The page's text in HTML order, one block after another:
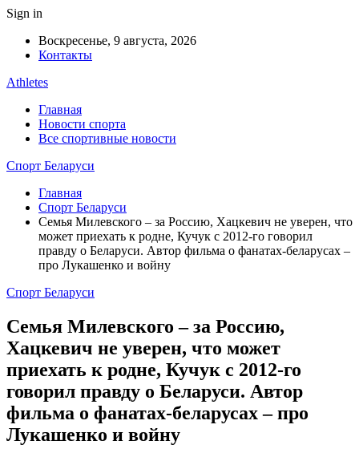
Sign in
Воскресенье, 9 августа, 2026
Контакты
Athletes
Главная
Новости спорта
Все спортивные новости
Спорт Беларуси
Главная
Спорт Беларуси
Семья Милевского – за Россию, Хацкевич не уверен, что
может приехать к родне, Кучук с 2012-го говорил
правду о Беларуси. Автор фильма о фанатах-беларусах –
про Лукашенко и войну
Спорт Беларуси
Семья Милевского – за Россию,
Хацкевич не уверен, что может
приехать к родне, Кучук с 2012-го
говорил правду о Беларуси. Автор
фильма о фанатах-беларусах – про
Лукашенко и войну